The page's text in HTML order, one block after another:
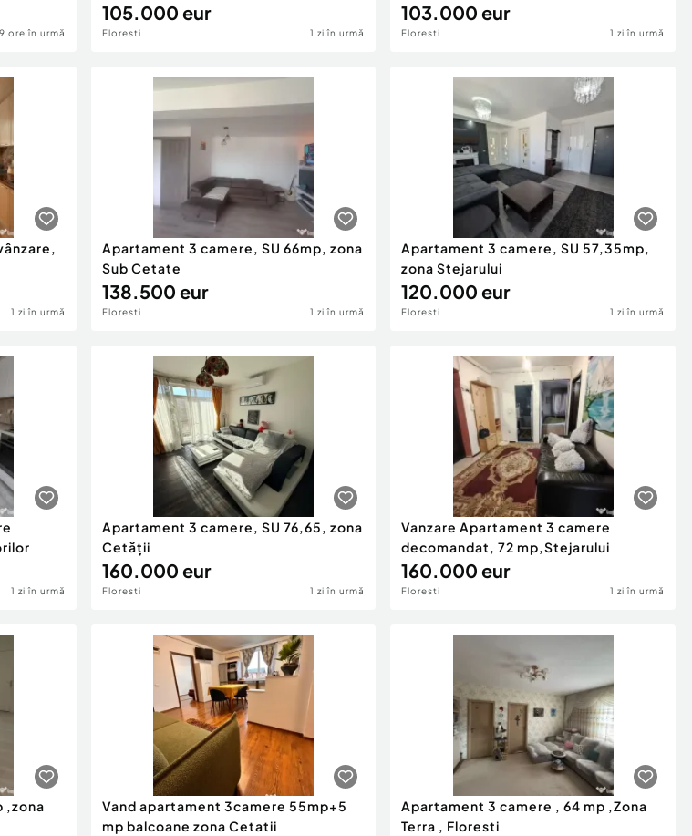
ore în urmă
105.000 eur
Floresti 1 zi în urmă
103.000 eur
Floresti 1 zi în urmă
1 zi în urmă
Apartament 3 camere, SU 66mp, zona
Sub Cetate
138.500 eur
Floresti 1 zi în urmă
Apartament 3 camere, SU 57,35mp,
zona Stejarului
120.000 eur
Floresti 1 zi în urmă
1 zi în urmă
Apartament 3 camere, SU 76,65, zona
Cetății
160.000 eur
Floresti 1 zi în urmă
Vanzare Apartament 3 camere
decomandat, 72 mp,Stejarului
160.000 eur
Floresti 1 zi în urmă
,zona
Vand apartament 3camere 55mp+5
mp balcoane zona Cetatii
Apartament 3 camere , 64 mp ,Zona
Terra , Floresti